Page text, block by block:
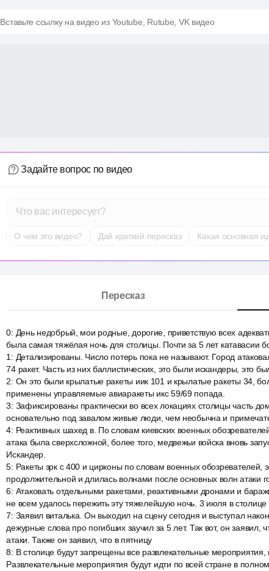
Вставьте ссылку на видео из Youtube, Rutube, VK видео
Задайте вопрос по видео
Что вас интересует?
О чем это видео? Дай краткий пересказ Какая основная
Пересказ
0: День недобрый, мои родные, дорогие, приветствую всех
была самая тяжёлая ночь для столицы. Почти за 5 лет катавасии
1 : Детализированы. Число потерь пока не называют. Город
74 ракет. Часть из них баллистических, это были искандеры, это
2: Он это были крылатые ракеты иик 101 и крылатые ракеты 34,
применены управляемые авиаракеты икс 59/69 попада.
3: Зафиксированы практически во всех локациях столицы часть
основательно под завалом живые люди, чем необычна и
4: Реактивных шахед в. По словам киевских военных
атака была сверхсложной, более того, медвежьи войска вновь
Искандер.
5: Ракеты зрк с 400 и цирконы по словам военных обозревателей,
продолжительной и длилась волнами после основных волн атаки
6: Атаковать отдельными ракетами, реактивными дронами и
не всем удалось пережить эту тяжелейшую ночь. 3 июля в
7: Заявил виталька. Он выходил на сцену сегодня и выступал
дежурные слова про погибших заучил за 5 лет. Так вот, он
атаки. Также он заявил, что в пятницу
8: В столице будут запрещены все развлекательные мероприятия,
Развлекательные мероприятия будут идти по всей стране в